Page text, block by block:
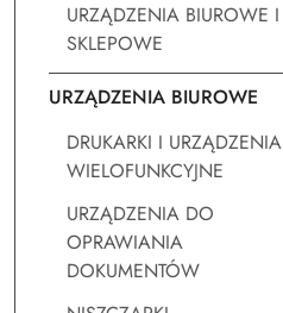
URZĄDZENIA BIUROWE I
SKLEPOWE
URZĄDZENIA BIUROWE
DRUKARKI I URZĄDZENIA
WIELOFUNKCYJNE
URZĄDZENIA DO
OPRAWIANIA
DOKUMENTÓW